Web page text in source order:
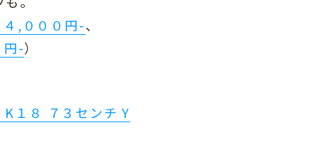
,０００円-、
円-）
１８ ７３センチ Y